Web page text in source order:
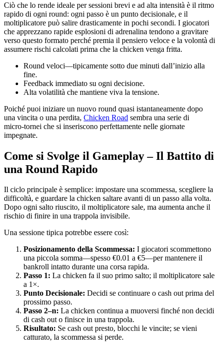
Ciò che lo rende ideale per sessioni brevi e ad alta intensità è il ritmo
rapido di ogni round: ogni passo è un punto decisionale, e il
moltiplicatore può salire drasticamente in pochi secondi. I giocatori
che apprezzano rapide esplosioni di adrenalina tendono a gravitare
verso questo formato perché premia il pensiero veloce e la volontà di
assumere rischi calcolati prima che la chicken venga fritta.
Round veloci—tipicamente sotto due minuti dall’inizio alla
fine.
Feedback immediato su ogni decisione.
Alta volatilità che mantiene viva la tensione.
Poiché puoi iniziare un nuovo round quasi istantaneamente dopo
una vincita o una perdita, Chicken Road sembra una serie di
micro‑tornei che si inseriscono perfettamente nelle giornate
impegnate.
Come si Svolge il Gameplay – Il Battito di
una Round Rapido
Il ciclo principale è semplice: impostare una scommessa, scegliere la
difficoltà, e guardare la chicken saltare avanti di un passo alla volta.
Dopo ogni salto riuscito, il moltiplicatore sale, ma aumenta anche il
rischio di finire in una trappola invisibile.
Una sessione tipica potrebbe essere così:
Posizionamento della Scommessa: I giocatori scommettono
una piccola somma—spesso €0.01 a €5—per mantenere il
bankroll intatto durante una corsa rapida.
Passo 1: La chicken fa il suo primo salto; il moltiplicatore sale
a 1×.
Punto Decisionale: Decidi se continuare o cash out prima del
prossimo passo.
Passo 2–n: La chicken continua a muoversi finché non decidi
di cash out o finisce in una trappola.
Risultato: Se cash out presto, blocchi le vincite; se vieni
catturato, la scommessa si perde.